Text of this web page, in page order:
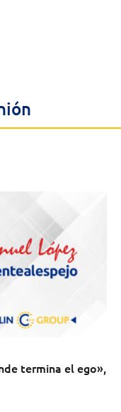
termina el ego»,